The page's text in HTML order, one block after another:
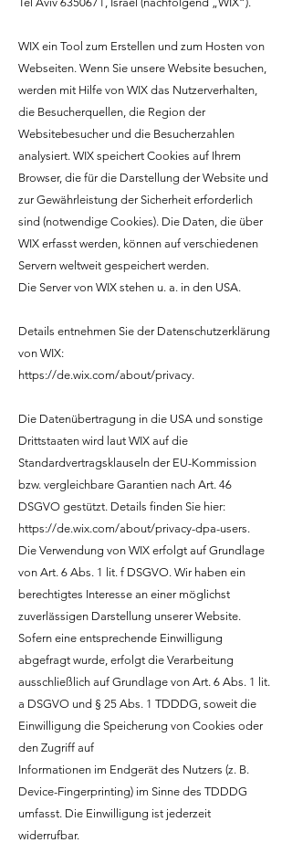
WIX ein Tool zum Erstellen und zum Hosten von
Webseiten. Wenn Sie unsere Website besuchen,
werden mit Hilfe von WIX das Nutzerverhalten,
die Besucherquellen, die Region der
Websitebesucher und die Besucherzahlen
analysiert. WIX speichert Cookies auf Ihrem
Browser, die für die Darstellung der Website und
zur Gewährleistung der Sicherheit erforderlich
sind (notwendige Cookies). Die Daten, die über
WIX erfasst werden, können auf verschiedenen
Servern weltweit gespeichert werden.
Die Server von WIX stehen u. a. in den USA.
Details entnehmen Sie der Datenschutzerklärung
von WIX:
https://de.wix.com/about/privacy.
Die Datenübertragung in die USA und sonstige
Drittstaaten wird laut WIX auf die
Standardvertragsklauseln der EU-Kommission
bzw. vergleichbare Garantien nach Art. 46
DSGVO gestützt. Details finden Sie hier:
https://de.wix.com/about/privacy-dpa-users.
Die Verwendung von WIX erfolgt auf Grundlage
von Art. 6 Abs. 1 lit. f DSGVO. Wir haben ein
berechtigtes Interesse an einer möglichst
zuverlässigen Darstellung unserer Website.
Sofern eine entsprechende Einwilligung
abgefragt wurde, erfolgt die Verarbeitung
ausschließlich auf Grundlage von Art. 6 Abs. 1 lit.
a DSGVO und § 25 Abs. 1 TDDDG, soweit die
Einwilligung die Speicherung von Cookies oder
den Zugriff auf
Informationen im Endgerät des Nutzers (z. B.
Device-Fingerprinting) im Sinne des TDDDG
umfasst. Die Einwilligung ist jederzeit
widerrufbar.